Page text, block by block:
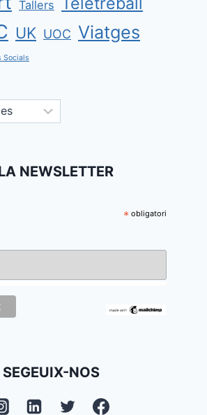
Tallers
UK UOC Viatges
Socials
NEWSLETTER
* obligatori
SEGEUIX-NOS